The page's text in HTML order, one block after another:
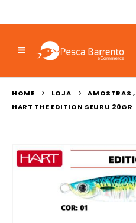
HOME LOJA AMOSTRAS ,
HART THE EDITION SEURU 20GR